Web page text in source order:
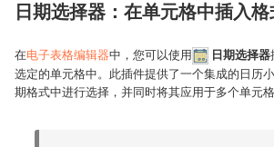
日期选择器：在单元格中插入
在电子表格编辑器中，您可以使用 日期选择器
选定的单元格中。此插件提供了一个集成的日历
期格式中进行选择，并同时将其应用于多个单元格